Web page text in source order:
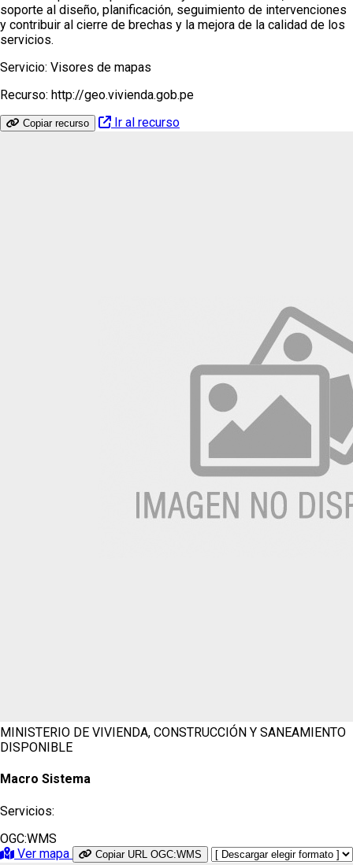
soporte al diseño, planificación, seguimiento de intervenciones
y contribuir al cierre de brechas y la mejora de la calidad de los
servicios.
Servicio: Visores de mapas
Recurso: http://geo.vivienda.gob.pe
Copiar recurso Ir al recurso
MINISTERIO DE VIVIENDA, CONSTRUCCIÓN Y SANEAMIENTO
DISPONIBLE
Macro Sistema
Servicios:
OGC:WMS
Ver mapa
Copiar URL OGC:WMS